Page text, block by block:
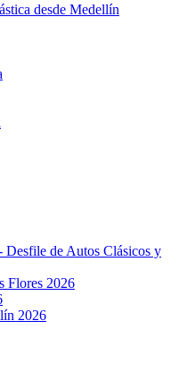
desde Medellín
de Autos Clásicos y
Flores 2026
2026